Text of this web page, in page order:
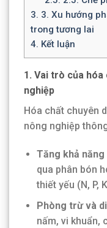
3. 3. Xu hướng
trong tương lai
4. Kết luận
1. Vai trò của
nghiệp
Hóa chất chuyên
nông nghiệp
Tăng khả
qua phân bón
thiết yếu (N, P,
Phòng trừ và
nấm, vi khuẩn,